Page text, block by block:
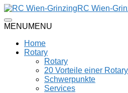
RC Wien-
MENUMENU
Home
Rotary
Rotary
20 Vorteile einer
Schwerpunkte
Services